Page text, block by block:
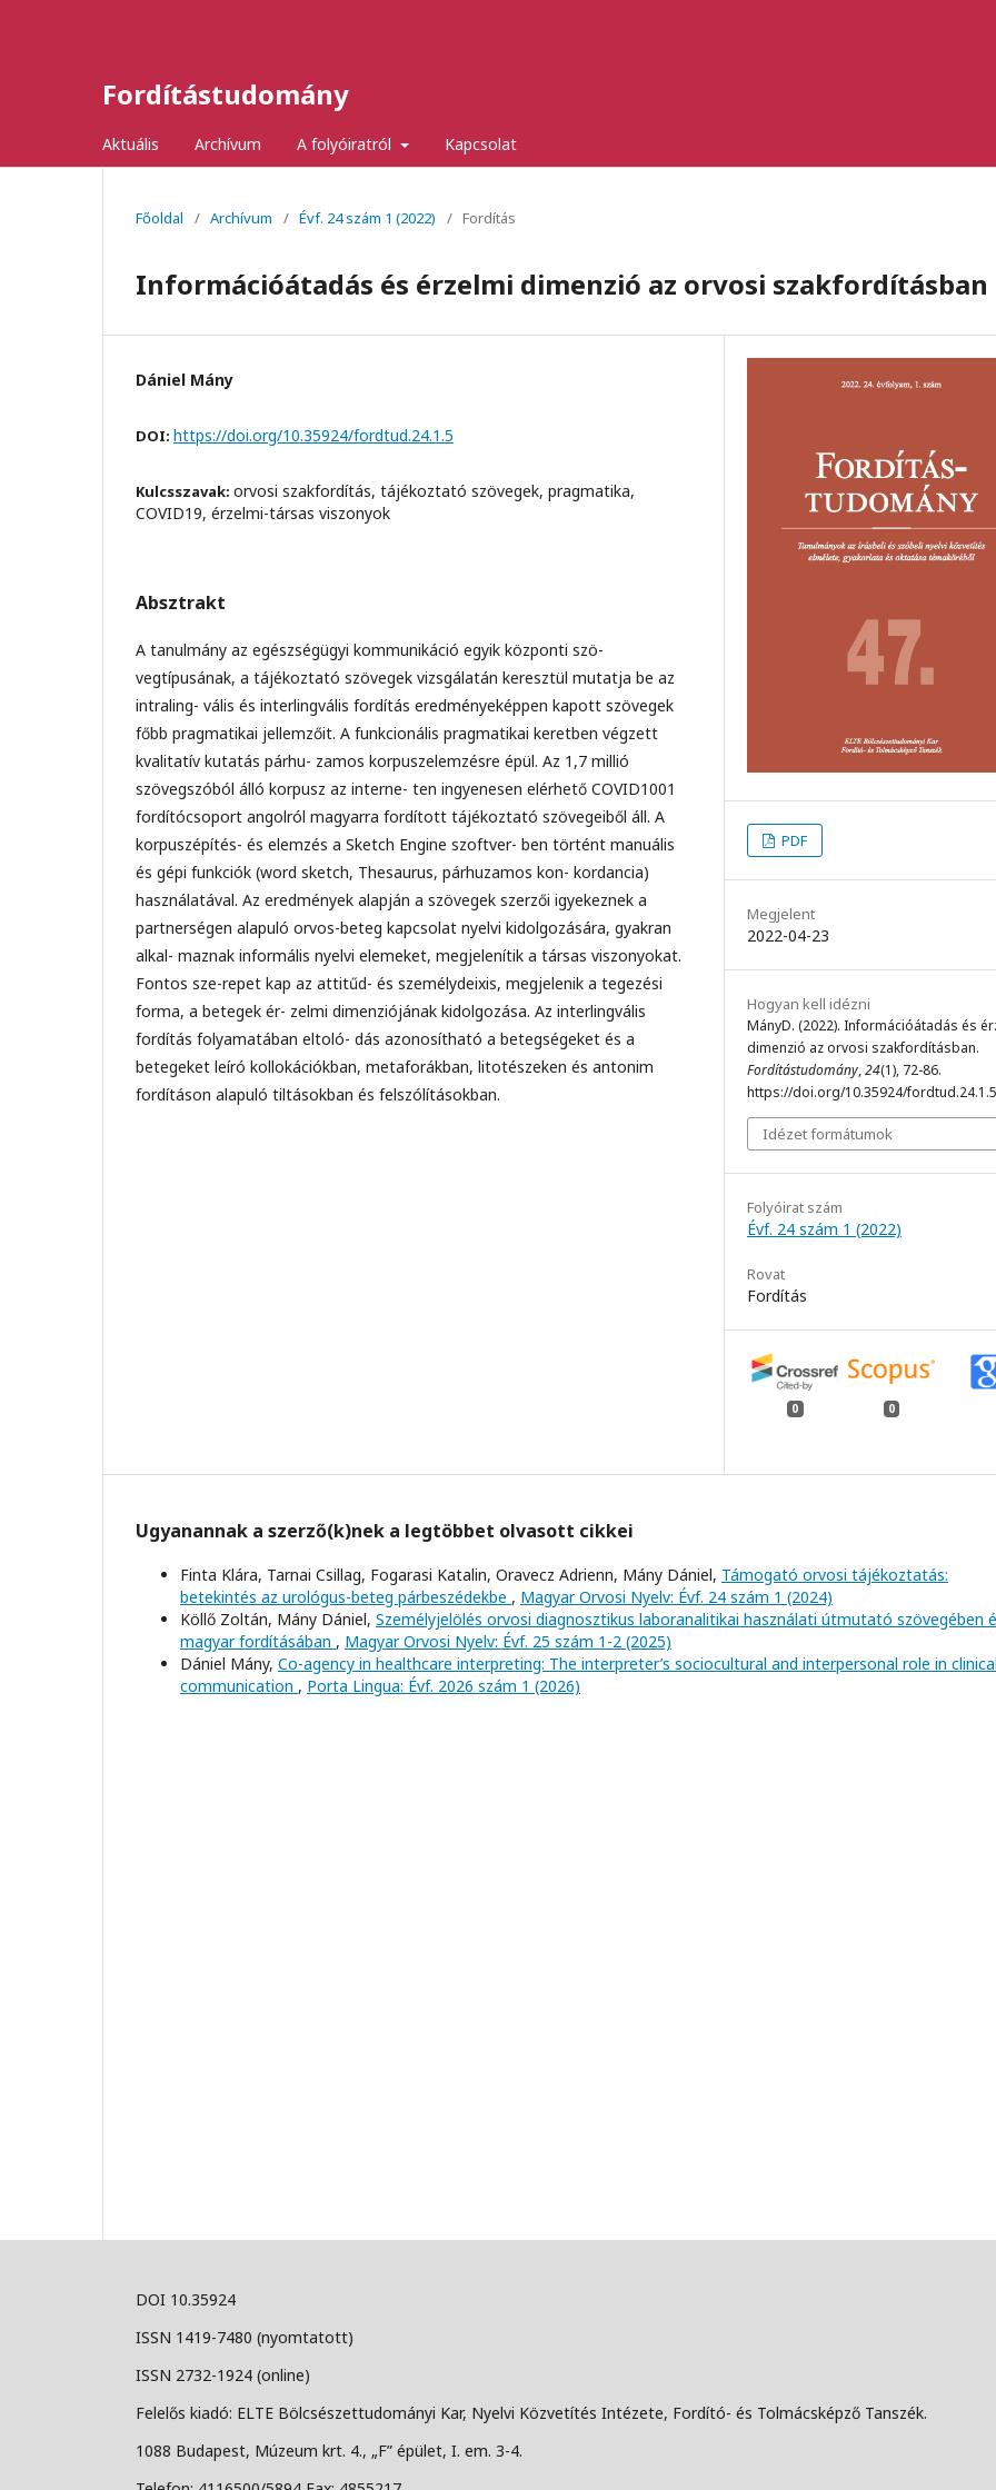
Fordítástudomány
Aktuális Archívum A folyóiratról Kapcsolat
Főoldal / Archívum / Évf. 24 szám 1 (2022) / Fordítás
Információátadás és érzelmi dimenzió az orvosi szakfordításban
Dániel Mány
DOI: https://doi.org/10.35924/fordtud.24.1.5
Kulcsszavak: orvosi szakfordítás, tájékoztató szövegek, pragmatika,
COVID19, érzelmi-társas viszonyok
Absztrakt
A tanulmány az egészségügyi kommunikáció egyik központi szö-
vegtípusának, a tájékoztató szövegek vizsgálatán keresztül mutatja be az
intraling- vális és interlingvális fordítás eredményeképpen kapott szövegek
főbb pragmatikai jellemzőit. A funkcionális pragmatikai keretben végzett
kvalitatív kutatás párhu- zamos korpuszelemzésre épül. Az 1,7 millió
szövegszóból álló korpusz az interne- ten ingyenesen elérhető COVID1001
fordítócsoport angolról magyarra fordított tájékoztató szövegeiből áll. A
korpuszépítés- és elemzés a Sketch Engine szoftver- ben történt manuális
és gépi funkciók (word sketch, Thesaurus, párhuzamos kon- kordancia)
használatával. Az eredmények alapján a szövegek szerzői igyekeznek a
partnerségen alapuló orvos-beteg kapcsolat nyelvi kidolgozására, gyakran
alkal- maznak informális nyelvi elemeket, megjelenítik a társas viszonyokat.
Fontos sze-repet kap az attitűd- és személydeixis, megjelenik a tegezési
forma, a betegek ér- zelmi dimenziójának kidolgozása. Az interlingvális
fordítás folyamatában eltoló- dás azonosítható a betegségeket és a
betegeket leíró kollokációkban, metaforákban, litotészeken és antonim
fordításon alapuló tiltásokban és felszólításokban.
PDF
Megjelent
2022-04-23
Hogyan kell idézni
MányD. (2022). Információátadás és
dimenzió az orvosi szakfordításban.
Fordítástudomány,24(1), 72-86.
https://doi.org/10.35924/fordtud.24.1.5
Idézet formátumok
Folyóirat szám
Évf. 24 szám 1 (2022)
Rovat
Fordítás
0 0
Ugyanannak a szerző(k)nek a legtöbbet olvasott cikkei
Finta Klára, Tarnai Csillag, Fogarasi Katalin, Oravecz Adrienn, Mány Dániel, Támogató orvosi tájékoztatás:
betekintés az urológus-beteg párbeszédekbe , Magyar Orvosi Nyelv: Évf. 24 szám 1 (2024)
Köllő Zoltán, Mány Dániel, Személyjelölés orvosi diagnosztikus laboranalitikai használati útmutató szövegében
magyar fordításában , Magyar Orvosi Nyelv: Évf. 25 szám 1-2 (2025)
Dániel Mány, Co-agency in healthcare interpreting: The interpreter’s sociocultural and interpersonal role in
communication , Porta Lingua: Évf. 2026 szám 1 (2026)
DOI 10.35924
ISSN 1419-7480 (nyomtatott)
ISSN 2732-1924 (online)
Felelős kiadó: ELTE Bölcsészettudományi Kar, Nyelvi Közvetítés Intézete, Fordító- és Tolmácsképző Tanszék.
1088 Budapest, Múzeum krt. 4., „F” épület, I. em. 3-4.